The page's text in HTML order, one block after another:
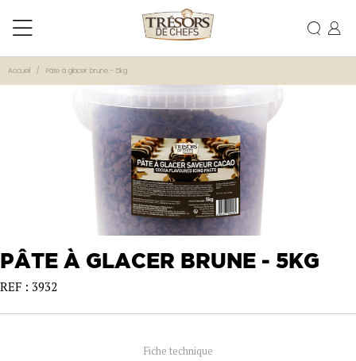
Accueil Pâte à glacer brune - 5kg
PÂTE À GLACER BRUNE - 5KG
REF : 3932
Fiche technique